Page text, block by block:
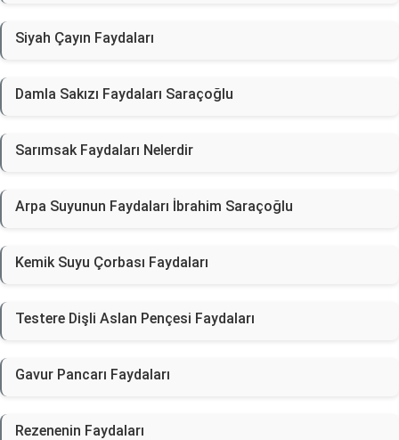
Siyah Çayın Faydaları
Damla Sakızı Faydaları Saraçoğlu
Sarımsak Faydaları Nelerdir
Arpa Suyunun Faydaları İbrahim Saraçoğlu
Kemik Suyu Çorbası Faydaları
Testere Dişli Aslan Pençesi Faydaları
Gavur Pancarı Faydaları
Rezenenin Faydaları